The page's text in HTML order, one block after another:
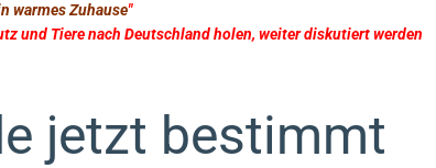
warmes Zuhause"
und Tiere nach Deutschland holen, weiter diskutiert werden
jetzt bestimmt